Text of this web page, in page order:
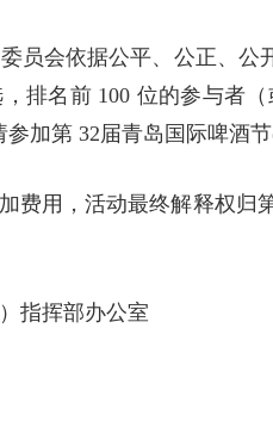
员会依据公平、公正、
排名前 100 位的参与者
参加第 32届青岛国际啤酒
费用，活动最终解释权归
指挥部办公室